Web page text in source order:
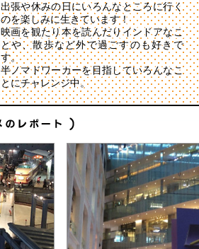
出張や休みの日にいろんなところに行く
のを楽しみに生きています！
映画を観たり本を読んだりインドアなこ
とや、散歩など外で過ごすのも好きで
す。
半ノマドワーカーを目指していろんなこ
とにチャレンジ中。